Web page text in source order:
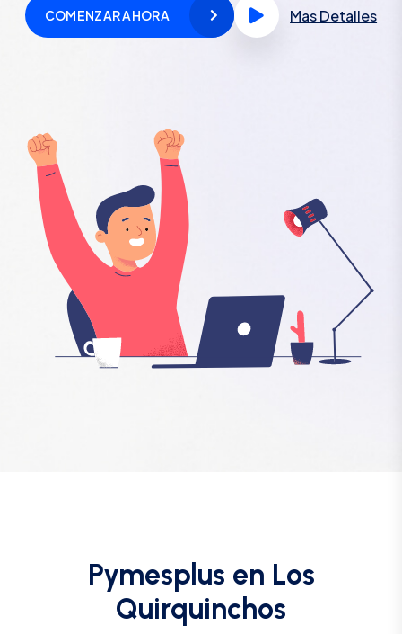
COMENZAR AHORA Mas Detalles
Pymesplus en Los
Quirquinchos